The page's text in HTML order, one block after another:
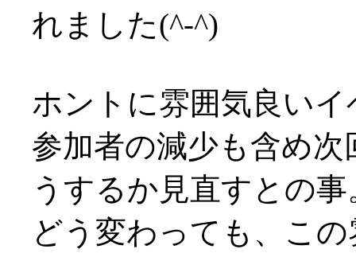
れました(^-^)
ホントに雰囲気良い
参加者の減少も含め
うするか見直すとの事
どう変わっても、こ